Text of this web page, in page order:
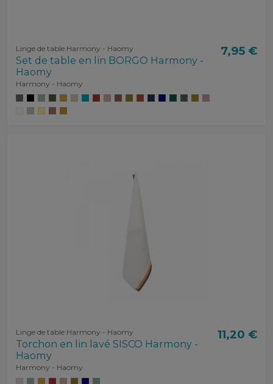
Linge de table Harmony - Haomy
Set de table en lin BORGO Harmony -
Haomy
Harmony - Haomy
7,95 €
Linge de table Harmony - Haomy
Torchon en lin lavé SISCO Harmony -
Haomy
Harmony - Haomy
11,20 €